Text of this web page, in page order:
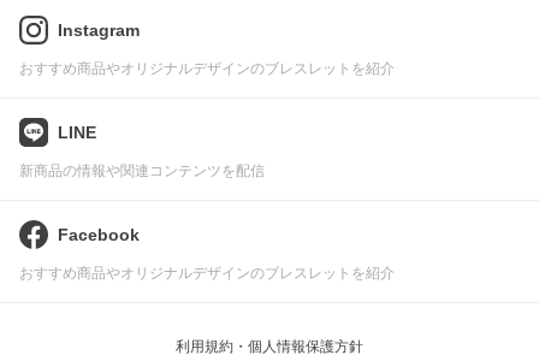
Instagram
おすすめ商品やオリジナルデザインのブレスレットを紹介
LINE
新商品の情報や関連コンテンツを配信
Facebook
おすすめ商品やオリジナルデザインのブレスレットを紹介
利用規約・個人情報保護方針